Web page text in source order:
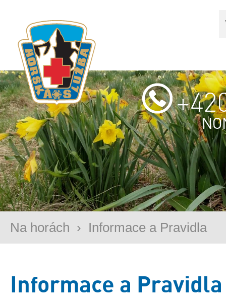
Na horách › Informace a Pravidla
Informace a Pravidla